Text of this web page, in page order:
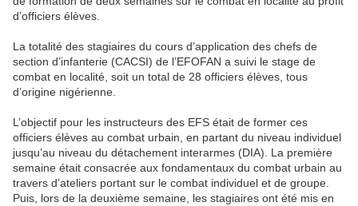
d’officiers élèves.
La totalité des stagiaires du cours d’application des chefs de
section d’infanterie (CACSI) de l’EFOFAN a suivi le stage de
combat en localité, soit un total de 28 officiers élèves, tous
d’origine nigérienne.
L’objectif pour les instructeurs des EFS était de former ces
officiers élèves au combat urbain, en partant du niveau individuel
jusqu’au niveau du détachement interarmes (DIA). La première
semaine était consacrée aux fondamentaux du combat urbain au
travers d’ateliers portant sur le combat individuel et de groupe.
Puis, lors de la deuxième semaine, les stagiaires ont été mis en